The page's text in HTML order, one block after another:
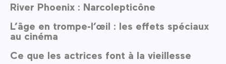
River Phoenix : Narcolepticône
L’âge en trompe-l’œil : les effets spéciaux
au cinéma
Ce que les actrices font à la vieillesse